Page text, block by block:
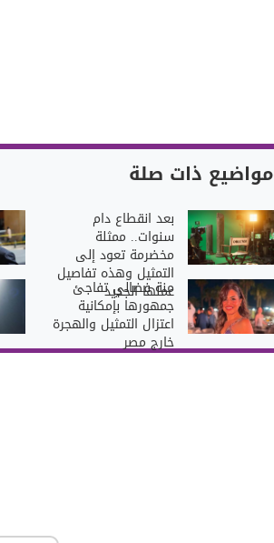
مواضيع ذات صلة
بعد انقطاع دام
سنوات.. ممثلة
مخضرمة تعود إلى
التمثيل وهذه تفاصيل
عملها الجديد
منة فضالي تفاجئ
جمهورها بإمكانية
اعتزال التمثيل والهجرة
خارج مصر